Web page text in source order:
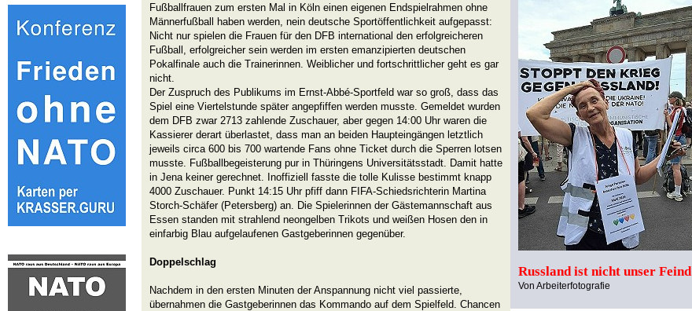
Fußballfrauen zum ersten Mal in Köln einen eigenen Endspielrahmen ohne
Männerfußball haben werden, nein deutsche Sportöffentlichkeit aufgepasst:
Nicht nur spielen die Frauen für den DFB international den erfolgreicheren
Fußball, erfolgreicher sein werden im ersten emanzipierten deutschen
Pokalfinale auch die Trainerinnen. Weiblicher und fortschrittlicher geht es gar
nicht.
Der Zuspruch des Publikums im Ernst-Abbé-Sportfeld war so groß, dass das
Spiel eine Viertelstunde später angepfiffen werden musste. Gemeldet wurden
dem DFB zwar 2713 zahlende Zuschauer, aber gegen 14:00 Uhr waren die
Kassierer derart überlastet, dass man an beiden Haupteingängen letztlich
jeweils circa 600 bis 700 wartende Fans ohne Ticket durch die Sperren lotsen
musste. Fußballbegeisterung pur in Thüringens Universitätsstadt. Damit hatte
in Jena keiner gerechnet. Inoffiziell fasste die tolle Kulisse bestimmt knapp
4000 Zuschauer. Punkt 14:15 Uhr pfiff dann FIFA-Schiedsrichterin Martina
Storch-Schäfer (Petersberg) an. Die Spielerinnen der Gästemannschaft aus
Essen standen mit strahlend neongelben Trikots und weißen Hosen den in
einfarbig Blau aufgelaufenen Gastgeberinnen gegenüber.
Doppelschlag
Nachdem in den ersten Minuten der Anspannung nicht viel passierte,
übernahmen die Gastgeberinnen das Kommando auf dem Spielfeld. Chancen
Russland ist nicht unser Feind
Von Arbeiterfotografie